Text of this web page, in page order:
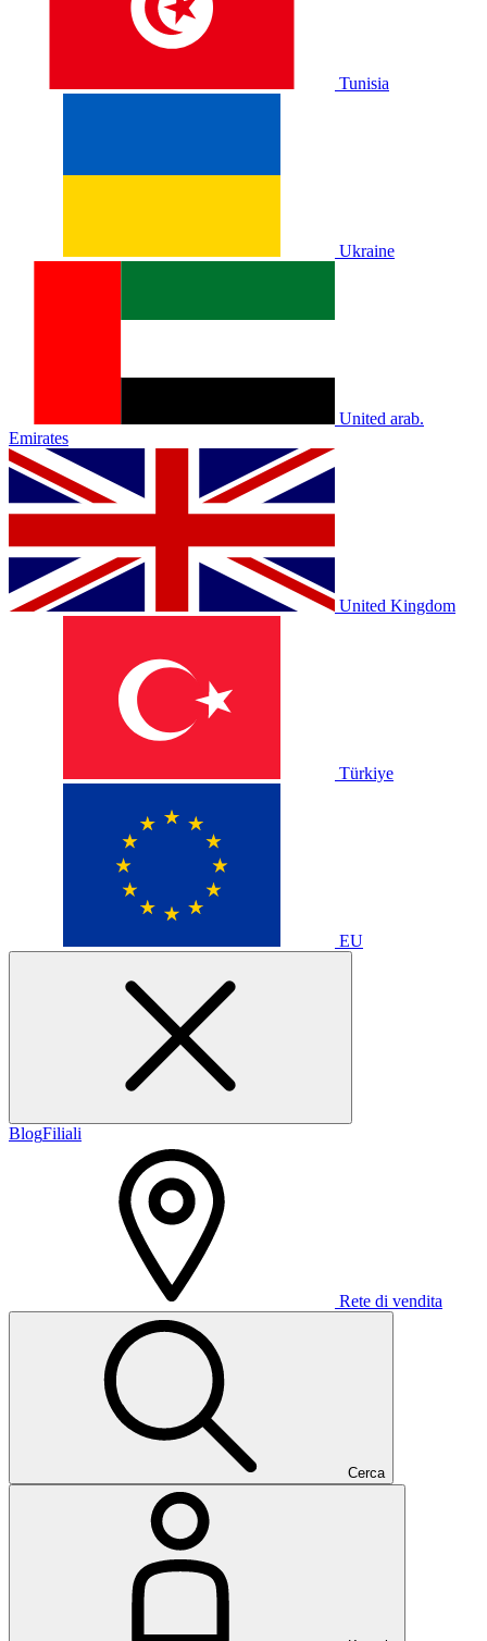
Tunisia
Ukraine
United arab.
Emirates
United Kingdom
Türkiye
EU
BlogFiliali
Rete di vendita
Cerca